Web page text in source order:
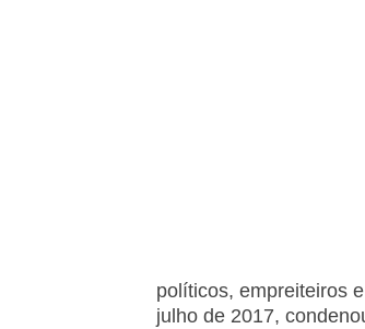
políticos, empreiteiros
julho de 2017,